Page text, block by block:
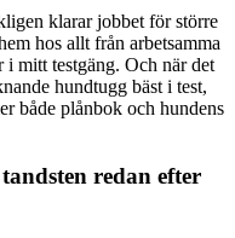
klarar jobbet för större
hos allt från arbetsamma
mitt testgäng. Och när det
hundtugg bäst i test,
både plånbok och hundens
redan efter